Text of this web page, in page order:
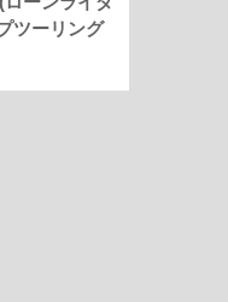
ツーリング